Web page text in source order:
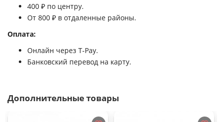
400 ₽ по центру.
От 800 ₽ в отдаленные районы.
Оплата:
Онлайн через T-Pay.
Банковский перевод на карту.
Дополнительные товары